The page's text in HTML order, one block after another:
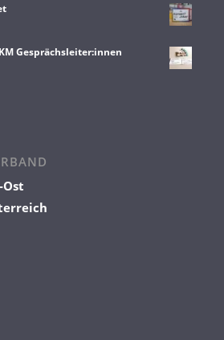
Gesprächsleiter:innen